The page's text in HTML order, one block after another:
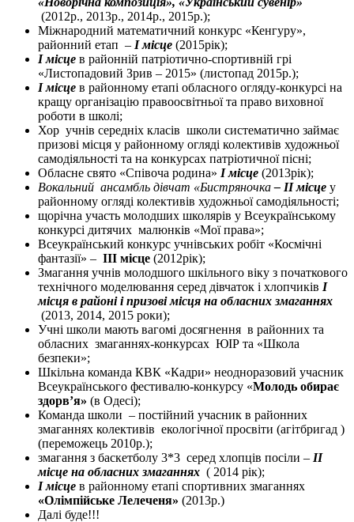
(2012р., 2013р., 2014р., 2015р.);
Міжнародний математичний конкурс «Кенгуру»,
районний етап – І місце (2015рік);
І місце в районній патріотично-спортивній грі
«Листопадовий Зрив – 2015» (листопад 2015р.);
І місце в районному етапі обласного огляду-конкурсі на
кращу організацію правоосвітньої та право виховної
роботи в школі;
Хор учнів середніх класів школи систематично займає
призові місця у районному огляді колективів художньої
самодіяльності та на конкурсах патріотичної пісні;
Обласне свято «Співоча родина» І місце (2013рік);
Вокальний ансамбль дівчат «Бистряночка– ІІ місце у
районному огляді колективів художньої самодіяльності;
щорічна участь молодших школярів у Всеукраїнському
конкурсі дитячих малюнків «Мої права»;
Всеукраїнський конкурс учнівських робіт «Космічні
фантазії» – ІІІ місце (2012рік);
Змагання учнів молодшого шкільного віку з початкового
технічного моделювання серед дівчаток і хлопчиків І
місця в районі і призові місця на обласних змаганнях
(2013, 2014, 2015 роки);
Учні школи мають вагомі досягнення в районних та
обласних змаганнях-конкурсах ЮІР та «Школа
безпеки»;
Шкільна команда КВК «Кадри» неодноразовий учасник
Всеукраїнського фестивалю-конкурсу «Молодь обирає
здорв’я» (в Одесі);
Команда школи – постійний учасник в районних
змаганнях колективів екологічної просвіти (агітбригад )
(переможець 2010р.);
змагання з баскетболу 3*3 серед хлопців посіли – ІІ
місце на обласних змаганнях ( 2014 рік);
І місце в районному етапі спортивних змаганнях
«Олімпійське Лелеченя» (2013р.)
Далі буде!!!